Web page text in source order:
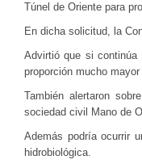
Túnel de Oriente para
En dicha solicitud, la
Advirtió que si
proporción mucho
También alertaron
sociedad civil Mano de
Además podría ocurrir
hidrobiológica.